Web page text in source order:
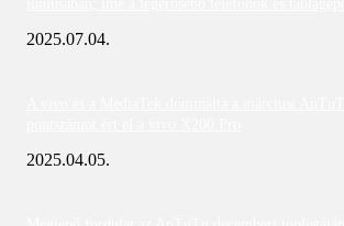
2025.07.04.
2025.04.05.